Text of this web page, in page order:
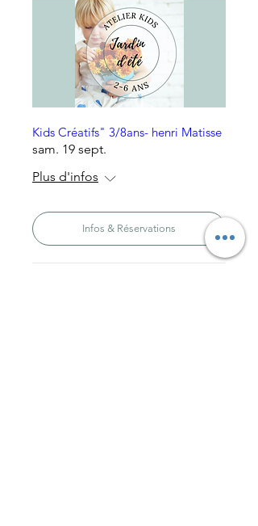
Kids Créatifs" 3/8ans- henri Matisse
sam. 19 sept.
Plus d'infos
Infos & Réservations